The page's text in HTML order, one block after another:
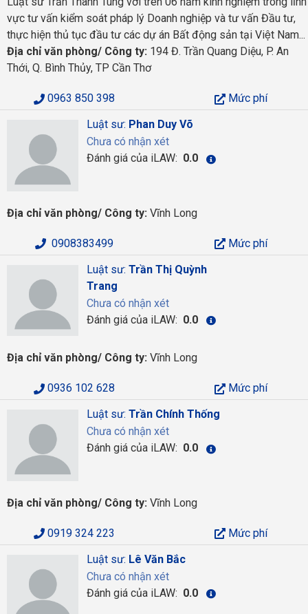
vực tư vấn kiểm soát pháp lý Doanh nghiệp và tư vấn Đầu tư,
thực hiện thủ tục đầu tư các dự án Bất động sản tại Việt Nam...
Địa chỉ văn phòng/ Công ty: 194 Đ. Trần Quang Diệu, P. An
Thới, Q. Bình Thủy, TP Cần Thơ
0963 850 398
Mức phí
Luật sư: Phan Duy Võ
Chưa có nhận xét
Đánh giá của iLAW: 0.0
Địa chỉ văn phòng/ Công ty: Vĩnh Long
0908383499
Mức phí
Luật sư: Trần Thị Quỳnh
Trang
Chưa có nhận xét
Đánh giá của iLAW: 0.0
Địa chỉ văn phòng/ Công ty: Vĩnh Long
0936 102 628
Mức phí
Luật sư: Trần Chính Thống
Chưa có nhận xét
Đánh giá của iLAW: 0.0
Địa chỉ văn phòng/ Công ty: Vĩnh Long
0919 324 223
Mức phí
Luật sư: Lê Văn Bắc
Chưa có nhận xét
Đánh giá của iLAW: 0.0